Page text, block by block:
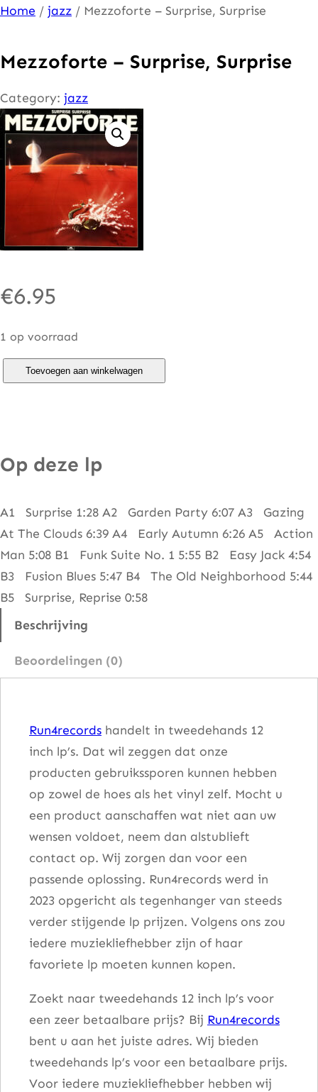
Ga
de
inhoud
Home / jazz / Mezzoforte – Surprise, Surprise
Mezzoforte – Surprise, Surprise
Category: jazz
€6.95
1 op voorraad
f
r
t
e
–
S
r
Toevoegen aan winkelwagen
Op deze lp
A1 Surprise 1:28 A2 Garden Party 6:07 A3 Gazing
At The Clouds 6:39 A4 Early Autumn 6:26 A5 Action
Man 5:08 B1 Funk Suite No. 1 5:55 B2 Easy Jack 4:54
B3 Fusion Blues 5:47 B4 The Old Neighborhood 5:44
B5 Surprise, Reprise 0:58
Beschrijving
Beoordelingen (0)
Run4records handelt in tweedehands 12
inch lp’s. Dat wil zeggen dat onze
producten gebruikssporen kunnen hebben
op zowel de hoes als het vinyl zelf. Mocht u
een product aanschaffen wat niet aan uw
wensen voldoet, neem dan alstublieft
contact op. Wij zorgen dan voor een
passende oplossing. Run4records werd in
2023 opgericht als tegenhanger van steeds
verder stijgende lp prijzen. Volgens ons zou
iedere muziekliefhebber zijn of haar
favoriete lp moeten kunnen kopen.
Zoekt naar tweedehands 12 inch lp’s voor
een zeer betaalbare prijs? Bij Run4records
bent u aan het juiste adres. Wij bieden
tweedehands lp’s voor een betaalbare prijs.
Voor iedere muziekliefhebber hebben wij